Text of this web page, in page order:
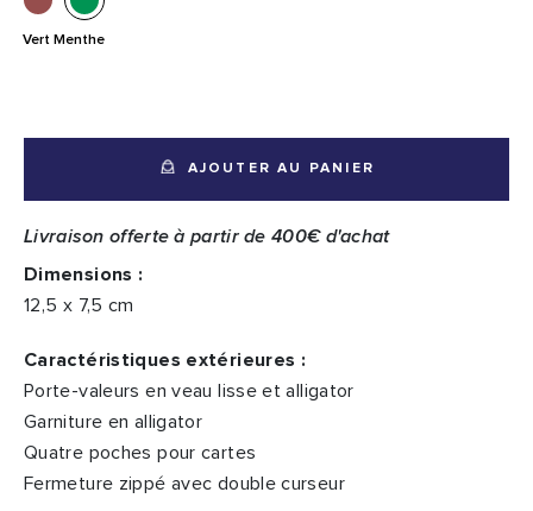
Vert Menthe
AJOUTER AU PANIER
Livraison offerte à partir de 400€ d'achat
Dimensions :
12,5 x 7,5 cm
Caractéristiques extérieures :
Porte-valeurs en veau lisse et alligator
Garniture en alligator
Quatre poches pour cartes
Fermeture zippé avec double curseur